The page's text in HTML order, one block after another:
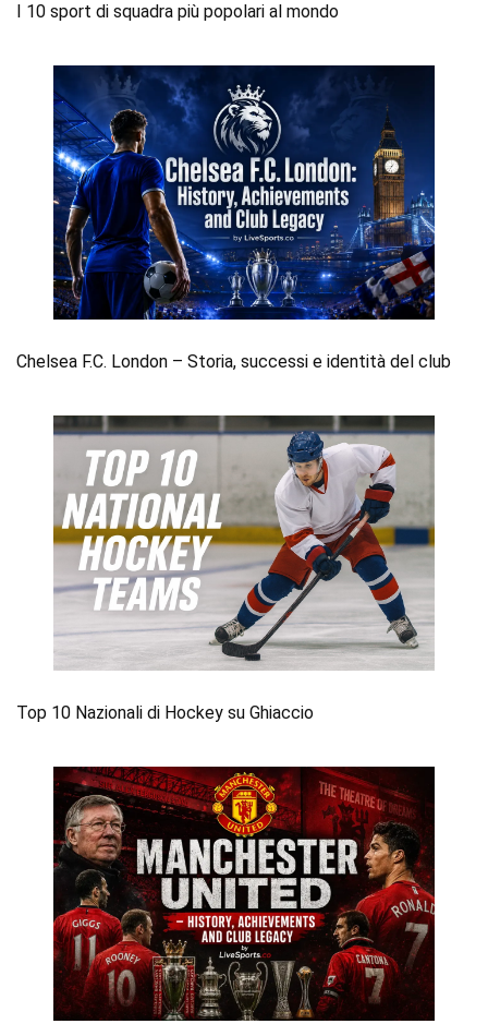
I 10 sport di squadra più popolari al mondo
Chelsea F.C. London – Storia, successi e identità del club
Top 10 Nazionali di Hockey su Ghiaccio